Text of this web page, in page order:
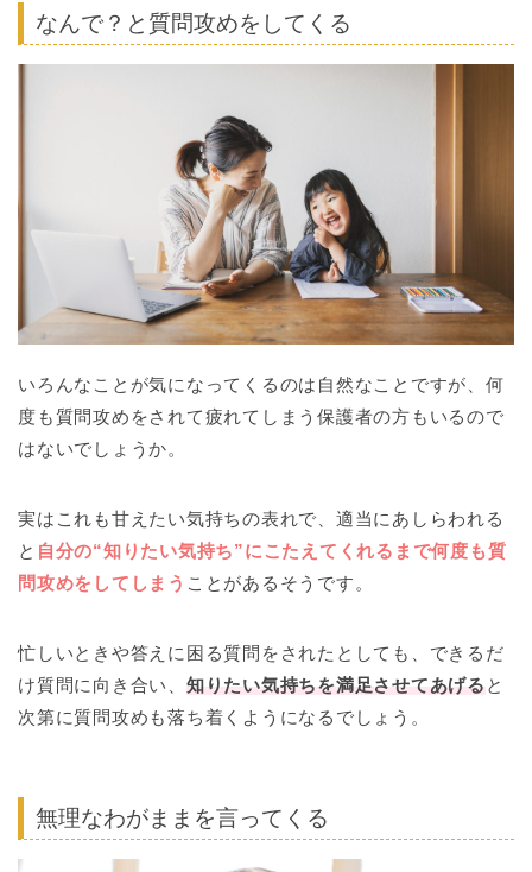
なんで？と質問攻めをしてくる
いろんなことが気になってくるのは自然なことですが、何
度も質問攻めをされて疲れてしまう保護者の方もいるので
はないでしょうか。
実はこれも甘えたい気持ちの表れで、適当にあしらわれる
と 自分の“知りたい気持ち”にこたえてくれるまで何度も質
問攻めをしてしまう ことがあるそうです。
忙しいときや答えに困る質問をされたとしても、できるだ
け質問に向き合い、 知りたい気持ちを満足させてあげる と
次第に質問攻めも落ち着くようになるでしょう。
無理なわがままを言ってくる